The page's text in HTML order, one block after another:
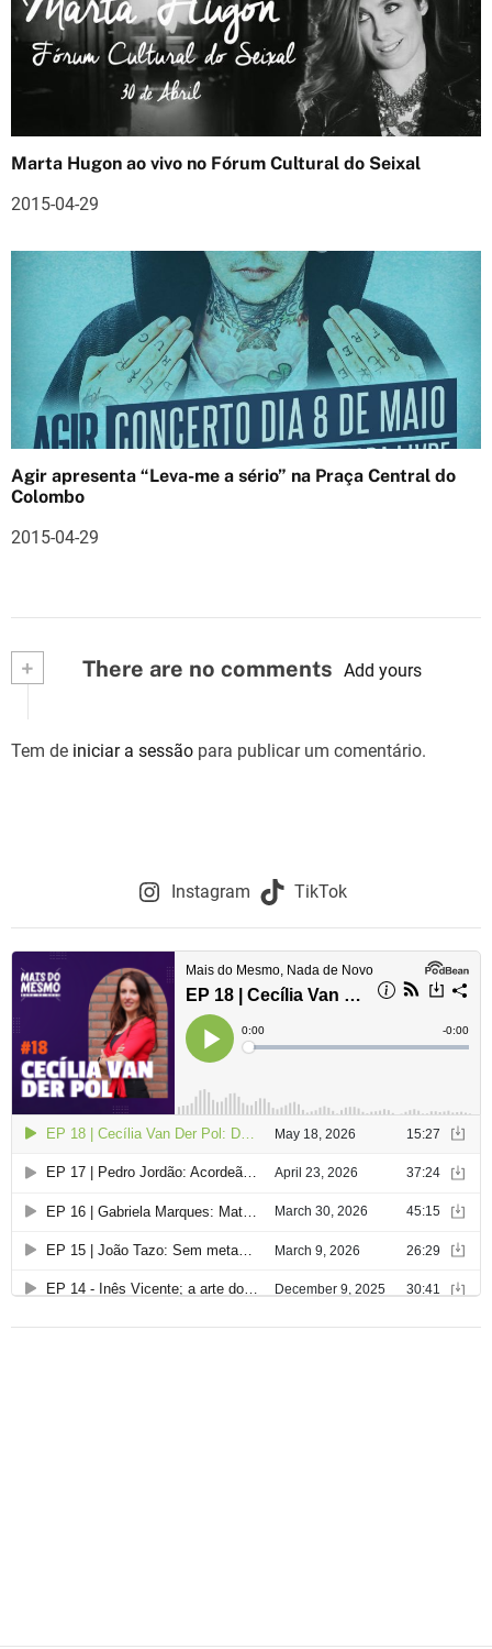
t
o
s
Marta Hugon ao vivo no Fórum Cultural do Seixal
2015-04-29
Agir apresenta “Leva-me a sério” na Praça Central do
Colombo
2015-04-29
+ There are no comments Add yours
Tem de iniciar a sessão para publicar um comentário.
Instagram TikTok